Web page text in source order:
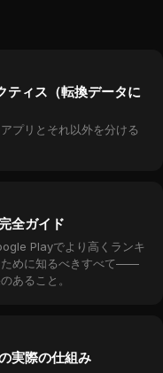
ティス（転換データに
プリとそれ以外を分ける
全ガイド
Playでより高くランキ
ために知るべきすべて——
あること。
実際の仕組み